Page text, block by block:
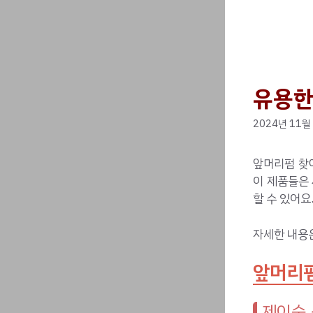
유용
2024년 11
앞머리펌 찾
이 제품들
할 수 있어요.
자세한 내용
앞머리